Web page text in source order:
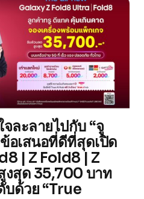
ละลายไปกับ “จู
อเสนอที่ดีที่สุดเปิด
| Z Fold8 | Z
สุด 35,700 บาท
ด้วย “True